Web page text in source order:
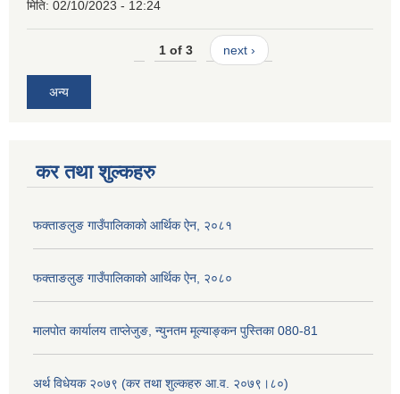
मिति: 02/10/2023 - 12:24
1 of 3 next ›
अन्य
कर तथा शुल्कहरु
फक्ताङलुङ गाउँपालिकाको आर्थिक ऐन, २०८१
फक्ताङलुङ गाउँपालिकाको आर्थिक ऐन, २०८०
मालपोत कार्यालय ताप्लेजुङ, न्युनतम मूल्याङ्कन पुस्तिका 080-81
अर्थ विधेयक २०७९ (कर तथा शुल्कहरु आ.व. २०७९।८०)